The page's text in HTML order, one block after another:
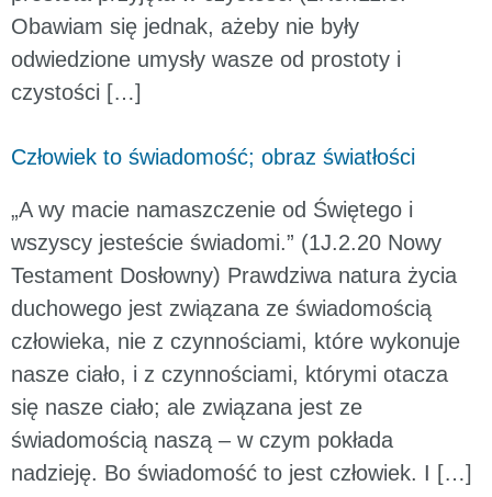
Obawiam się jednak, ażeby nie były
odwiedzione umysły wasze od prostoty i
czystości […]
Człowiek to świadomość; obraz światłości
„A wy macie namaszczenie od Świętego i
wszyscy jesteście świadomi.” (1J.2.20 Nowy
Testament Dosłowny) Prawdziwa natura życia
duchowego jest związana ze świadomością
człowieka, nie z czynnościami, które wykonuje
nasze ciało, i z czynnościami, którymi otacza
się nasze ciało; ale związana jest ze
świadomością naszą – w czym pokłada
nadzieję. Bo świadomość to jest człowiek. I […]